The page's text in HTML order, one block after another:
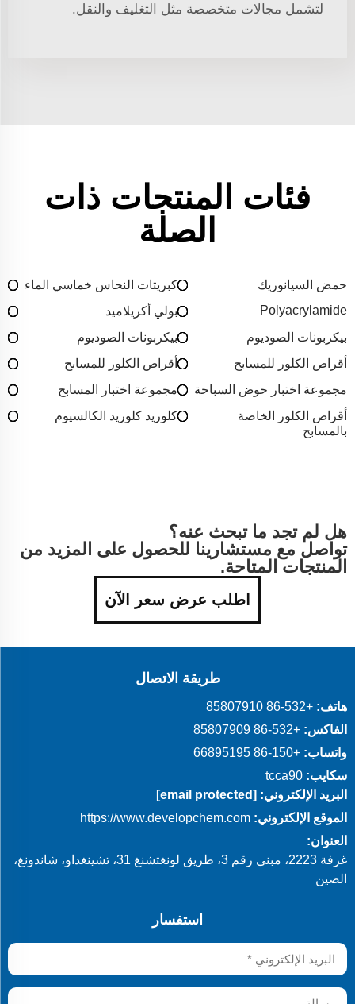
لتشمل مجالات متخصصة مثل التغليف والنقل.
فئات المنتجات ذات
الصلة
حمض السيانوريك
كبريتات النحاس خماسي الماء
Polyacrylamide
بولي أكريلاميد
بيكربونات الصوديوم
بيكربونات الصوديوم
أقراص الكلور للمسابح
أقراص الكلور للمسابح
مجموعة اختبار حوض السباحة
مجموعة اختبار المسابح
أقراص الكلور الخاصة
بالمسابح
كلوريد كلوريد الكالسيوم
هل لم تجد ما تبحث عنه؟
تواصل مع مستشارينا للحصول على المزيد من
المنتجات المتاحة.
اطلب عرض سعر الآن
طريقة الاتصال
هاتف: +86-532 85807910
الفاكس: +86-532 85807909
واتساب: +86-150 66895195
سكايب: tcca90
البريد الإلكتروني: [email protected]
الموقع الإلكتروني: https://www.developchem.com
العنوان:
غرفة 2223، مبنى رقم 3، طريق لونغتشنغ 31، تشينغداو، شاندونغ،
الصين
استفسار